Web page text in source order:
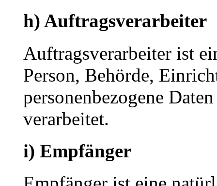
h) Auftragsverarbeiter
Auftragsverarbeiter ist
Person, Behörde,
personenbezogene
verarbeitet.
i) Empfänger